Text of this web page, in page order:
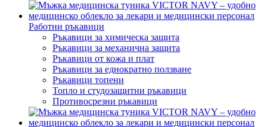
Работни ръкавици
Ръкавици за химическа защита
Ръкавици за механична защита
Ръкавици от кожа и плат
Ръкавици за еднократно ползване
Ръкавици топени
Топло и студозащитни ръкавици
Противосрезни ръкавици